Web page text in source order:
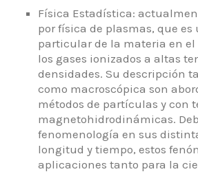
Física Estadística:
por física de plasmas, que es
particular de la materia en el
los gases ionizados a altas
densidades. Su descripción
como macroscópica son
métodos de partículas y con
magnetohidrodinámicas.
fenomenología en sus
longitud y tiempo, estos
aplicaciones tanto para la